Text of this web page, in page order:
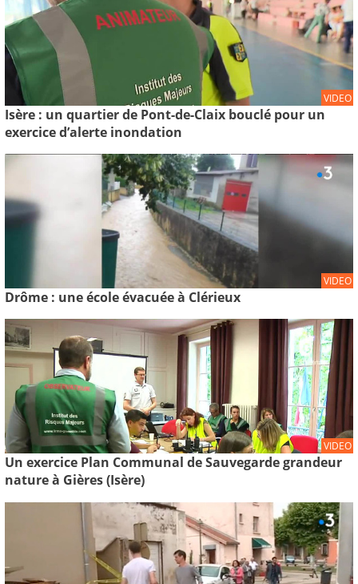
VIDEO
Isère : un quartier de Pont-de-Claix bouclé pour un
exercice d’alerte inondation
VIDEO
Drôme : une école évacuée à Clérieux
VIDEO
Un exercice Plan Communal de Sauvegarde grandeur
nature à Gières (Isère)